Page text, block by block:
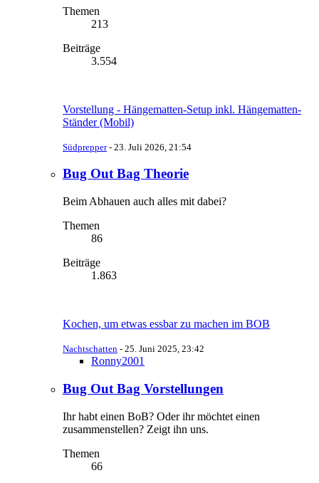
Themen
213
Beiträge
3.554
Vorstellung - Hängematten-Setup inkl. Hängematten-
Ständer (Mobil)
Südprepper- 23. Juli 2026, 21:54
Bug Out Bag Theorie
Beim Abhauen auch alles mit dabei?
Themen
86
Beiträge
1.863
Kochen, um etwas essbar zu machen im BOB
Nachtschatten - 25. Juni 2025, 23:42
Ronny2001
Bug Out Bag Vorstellungen
Ihr habt einen BoB? Oder ihr möchtet einen
zusammenstellen? Zeigt ihn uns.
Themen
66